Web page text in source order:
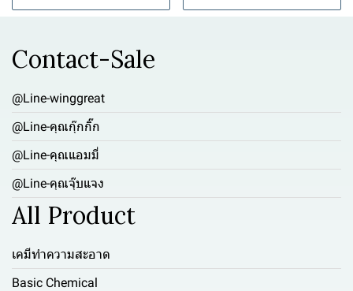
Contact-Sale
@Line-winggreat
@Line-คุณกุ๊กกิ๊ก
@Line-คุณแอมมี่
@Line-คุณจุ๊บแจง
All Product
เคมีทำความสะอาด
Basic Chemical